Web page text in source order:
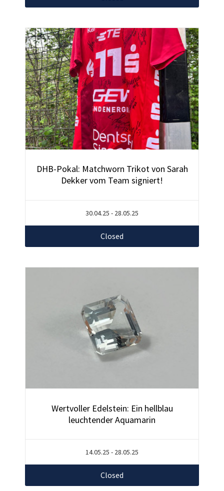
DHB-Pokal: Matchworn Trikot von Sarah
Dekker vom Team signiert!
30.04.25 - 28.05.25
Closed
Wertvoller Edelstein: Ein hellblau
leuchtender Aquamarin
14.05.25 - 28.05.25
Closed